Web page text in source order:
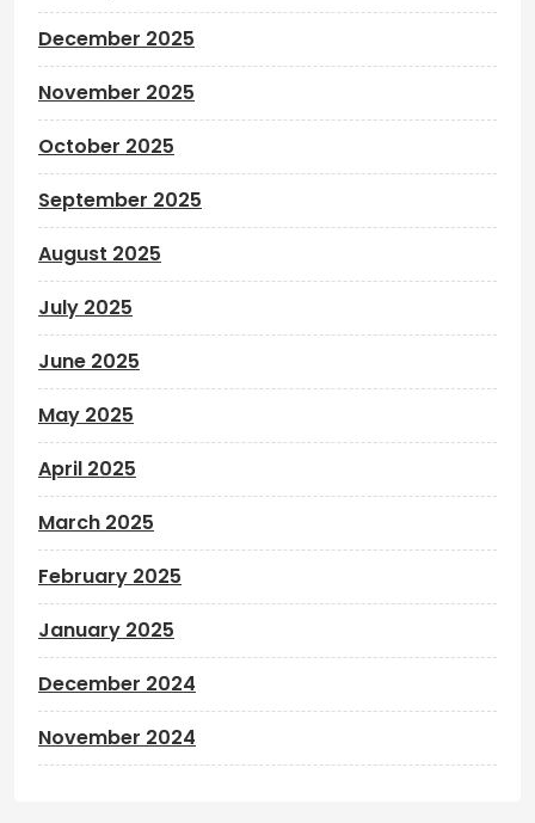
December 2025
November 2025
October 2025
September 2025
August 2025
July 2025
June 2025
May 2025
April 2025
March 2025
February 2025
January 2025
December 2024
November 2024